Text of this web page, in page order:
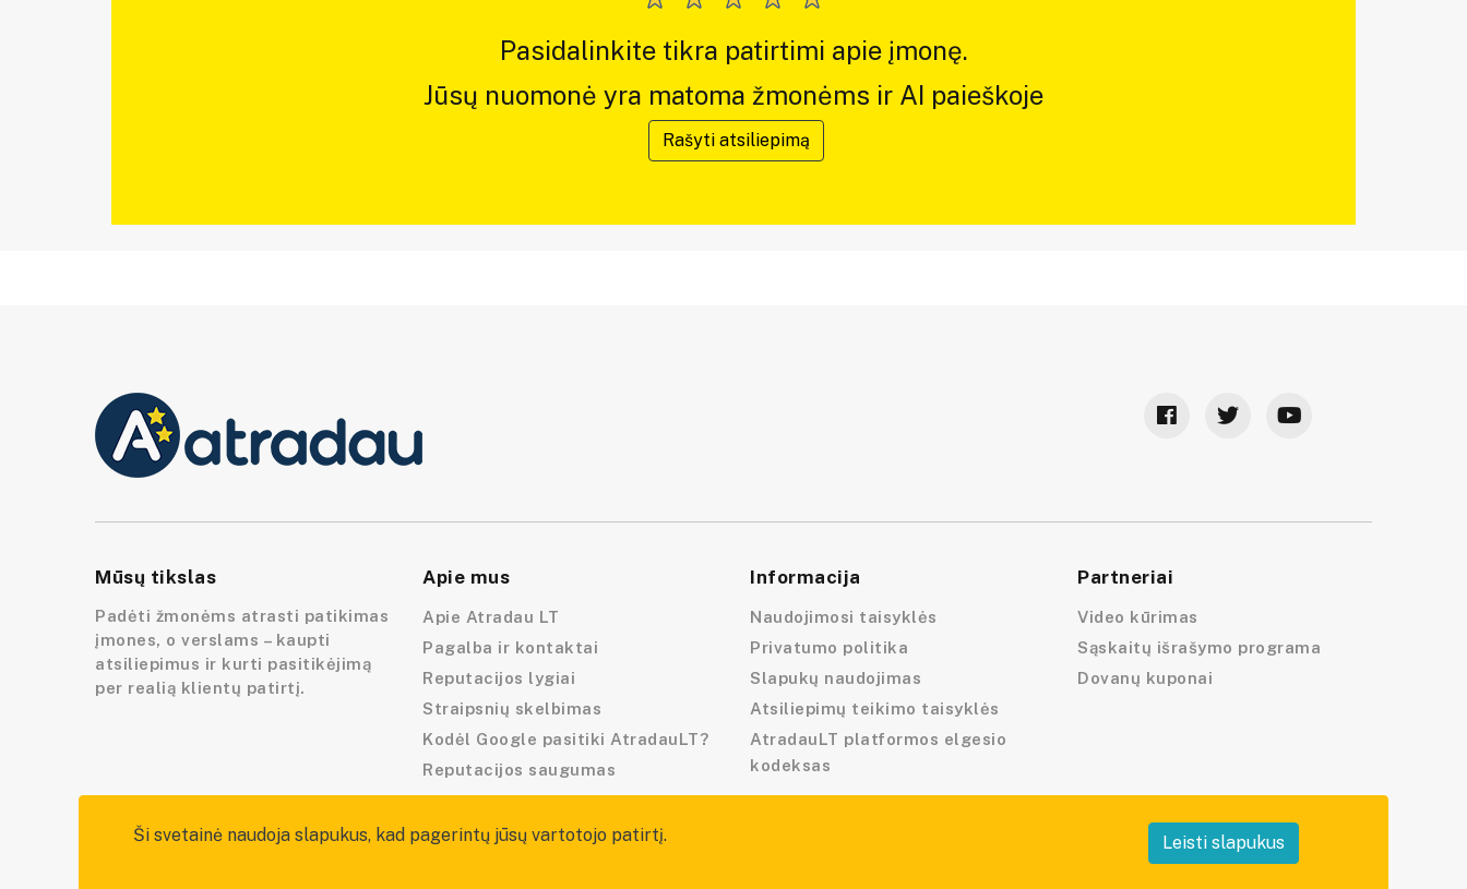
Pasidalinkite tikra patirtimi apie įmonę.
Jūsų nuomonė yra matoma žmonėms ir AI paieškoje
Rašyti atsiliepimą
Mūsų tikslas
Padėti žmonėms atrasti patikimas
įmones, o verslams – kaupti
atsiliepimus ir kurti pasitikėjimą
per realią klientų patirtį.
Apie mus
Apie Atradau LT
Pagalba ir kontaktai
Reputacijos lygiai
Straipsnių skelbimas
Kodėl Google pasitiki AtradauLT?
Reputacijos saugumas
Informacija
Naudojimosi taisyklės
Privatumo politika
Slapukų naudojimas
Atsiliepimų teikimo taisyklės
AtradauLT platformos elgesio
kodeksas
Partneriai
Video kūrimas
Sąskaitų išrašymo programa
Dovanų kuponai
Ši svetainė naudoja slapukus, kad pagerintų jūsų vartotojo patirtį. Leisti slapukus